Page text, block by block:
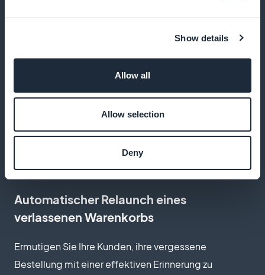
Show details
Allow all
Allow selection
Deny
100% White-Label-Anwendung
Automatischer Relaunch eines
verlassenen Warenkorbs
Ermutigen Sie Ihre Kunden, ihre vergessene
Bestellung mit einer effektiven Erinnerung zu